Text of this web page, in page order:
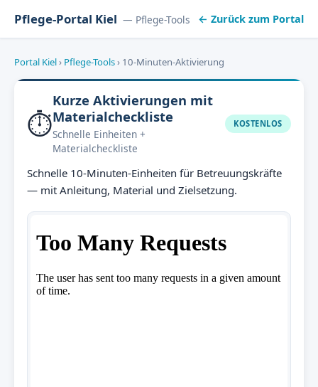
Pflege-Portal Kiel — Pflege-Tools ← Zurück zum Portal
Portal Kiel› Pflege-Tools› 10-Minuten-Aktivierung
⏱️
Kurze Aktivierungen mit
Materialcheckliste
Schnelle Einheiten +
Materialcheckliste
KOSTENLOS
Schnelle 10-Minuten-Einheiten für Betreuungskräfte
— mit Anleitung, Material und Zielsetzung.